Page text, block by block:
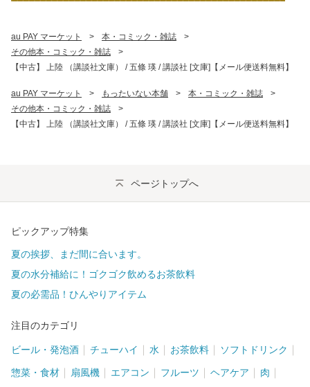
au PAY マーケット > 本・コミック・雑誌
>
その他本・コミック・雑誌
>
【中古】 上陸 （講談社文庫） / 五條 瑛 / 講談社 [文庫]【メール便送料無料】
au PAY マーケット > もったいない本舗 > 本・コミック・雑誌
>
その他本・コミック・雑誌
>
【中古】 上陸 （講談社文庫） / 五條 瑛 / 講談社 [文庫]【メール便送料無料】
ページトップへ
ピックアップ特集
夏の挨拶、まだ間に合います。
夏の水分補給に！ゴクゴク飲めるお茶飲料
夏の必需品！ひんやりアイテム
注目のカテゴリ
ビール・発泡酒 チューハイ 水 お茶飲料 ソフトドリンク
惣菜・食材 扇風機 エアコン フルーツ ヘアケア 肉